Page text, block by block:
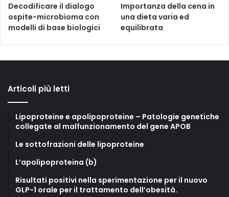
Decodificare il dialogo
ospite-microbioma con
modelli di base biologici
Importanza della cena in
una dieta varia ed
equilibrata
Articoli più letti
Lipoproteine e apolipoproteine – Patologie genetiche
collegate al malfunzionamento del gene APOB
Le sottofrazioni delle lipoproteine
L’apolipoproteina (b)
Risultati positivi nella sperimentazione per il nuovo
GLP-1 orale per il trattamento dell’obesità.